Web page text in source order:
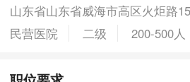
山东省山东省威海市高区火炬路
民营医院
二级 200-500人